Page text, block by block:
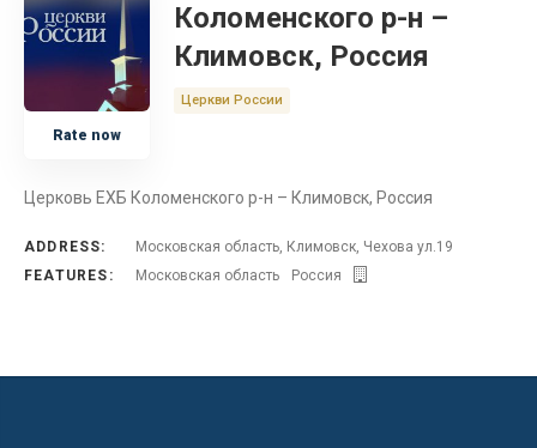
Церковь
Московская область
Rate now
Коломенского р-н –
Климовск, Россия
Церкви России
Церковь ЕХБ Коломенского р-н – Климовск, Россия
ADDRESS:
Московская область, Климовск, Чехова ул.19
FEATURES:
Московская область Россия